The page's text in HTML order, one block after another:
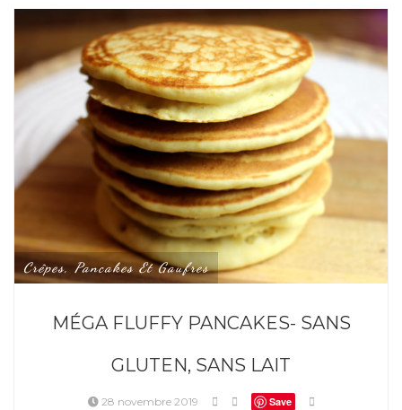
Crêpes, Pancakes Et Gaufres
MÉGA FLUFFY PANCAKES- SANS
GLUTEN, SANS LAIT
28 novembre 2019 Save